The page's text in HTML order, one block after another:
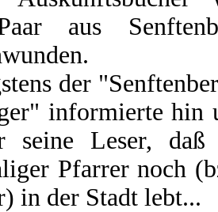
aus
der
informierte hin
seine Leser,
Pfarrer noch
in der Stadt lebt...